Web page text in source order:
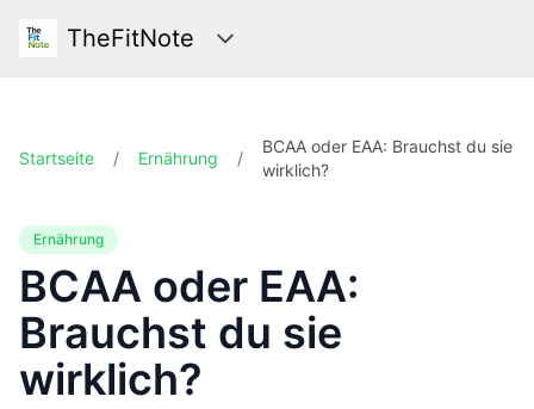
TheFitNote Kategorien
Startseite / Ernährung /
BCAA oder EAA: Brauchst du sie
wirklich?
Ernährung
BCAA oder EAA:
Brauchst du sie
wirklich?